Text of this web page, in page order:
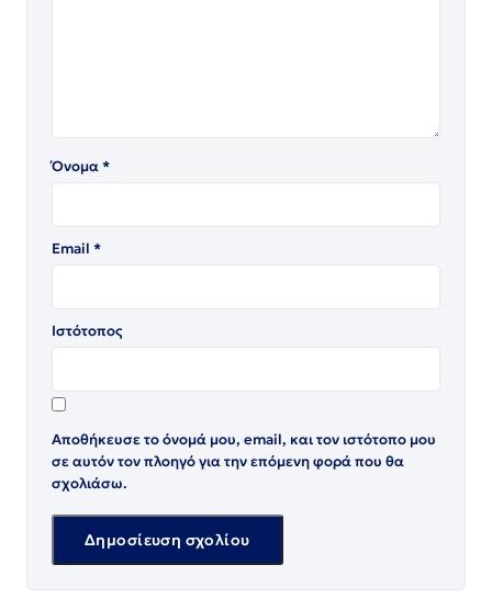
Όνομα*
Email *
Ιστότοπος
Αποθήκευσε το όνομά μου, email, και τον ιστότοπο μου
σε αυτόν τον πλοηγό για την επόμενη φορά που θα
σχολιάσω.